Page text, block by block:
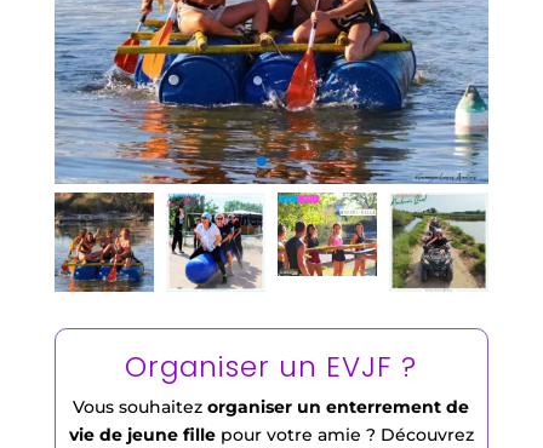
Organiser un EVJF ?
Vous souhaitezorganiser un enterrement de
vie de jeune fillepour votre amie ? Découvrez